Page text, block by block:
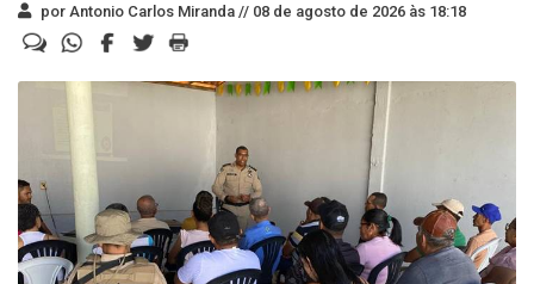
por Antonio Carlos Miranda // 08 de agosto de 2026 às 18:18